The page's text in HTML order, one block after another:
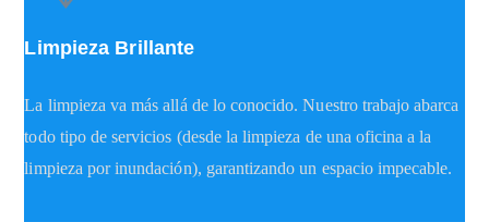
Limpieza Brillante
La limpieza va más allá de lo conocido. Nuestro trabajo abarca
todo tipo de servicios (desde la limpieza de una oficina a la
limpieza por inundación), garantizando un espacio impecable.